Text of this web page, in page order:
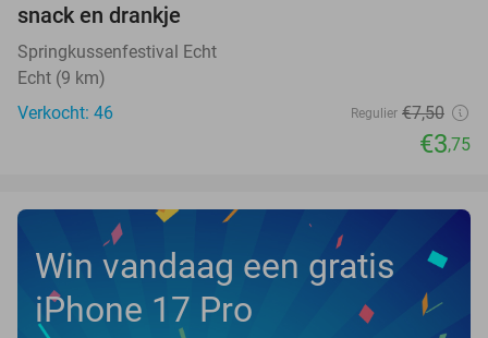
TODAY
snack en drankje
Springkussenfestival Echt
Echt (9 km)
Verkocht: 46
Regulier €7,50
€3,75
Win vandaag een gratis
iPhone 17 Pro